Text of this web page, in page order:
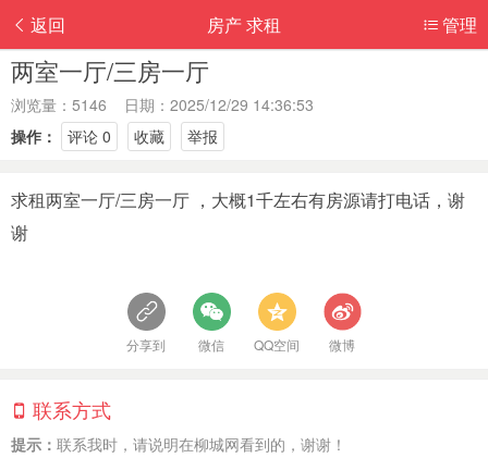
返回 管理
房产 求租
两室一厅/三房一厅
浏览量：5146 日期：2025/12/29 14:36:53
操作：
评论 0 收藏 举报
求租两室一厅/三房一厅 ，大概1千左右有房源请打电话，谢
谢
分享到 微信 QQ空间 微博
联系方式
提示： 联系我时，请说明在柳城网看到的，谢谢！